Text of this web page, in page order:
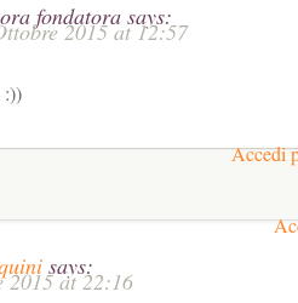
fondatora says:
2015 at 12:57
:))
Accedi
says:
2015 at 22:16